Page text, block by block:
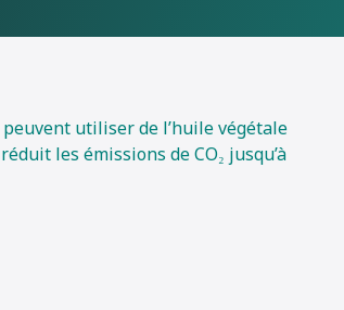
peuvent utiliser de l’huile végétale
les émissions de CO₂ jusqu’à